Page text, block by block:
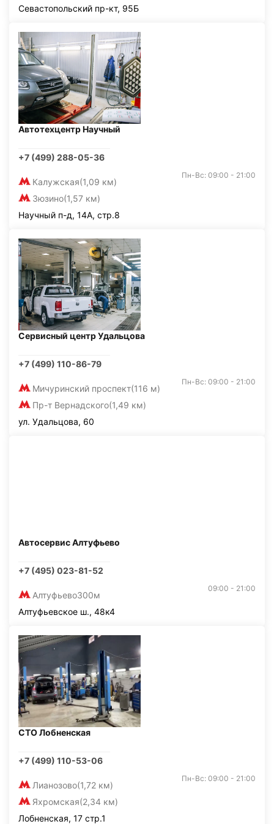
Севастопольский пр-кт, 95Б
Автотехцентр Научный
+7 (499) 288-05-36
Калужская(1,09 км)
Зюзино(1,57 км)
Пн-Вс: 09:00 - 21:00
Научный п-д, 14А, стр.8
Сервисный центр Удальцова
+7 (499) 110-86-79
Мичуринский проспект(116 м)
Пр-т Вернадского(1,49 км)
Пн-Вс: 09:00 - 21:00
ул. Удальцова, 60
Автосервис Алтуфьево
+7 (495) 023-81-52
Алтуфьево300м
09:00 - 21:00
Алтуфьевское ш., 48к4
СТО Лобненская
+7 (499) 110-53-06
Лианозово(1,72 км)
Яхромская(2,34 км)
Пн-Вс: 09:00 - 21:00
Лобненская, 17 стр.1